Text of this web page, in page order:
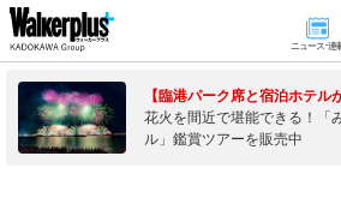
ニュース･連
【臨港パーク席と宿泊ホテル
花火を間近で堪能できる！「
ル」鑑賞ツアーを販売中